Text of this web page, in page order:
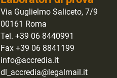
Via Guglielmo Saliceto, 7/9
00161 Roma
Tel. +39 06 8440991
Fax +39 06 8841199
info@accredia.it
dl_accredia@legalmail.it